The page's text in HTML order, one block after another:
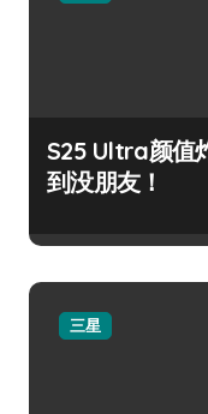
S25 Ultra颜值
到没朋友！
三星